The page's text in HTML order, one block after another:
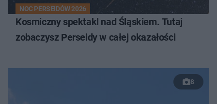
NOC PERSEIDÓW 2026
Kosmiczny spektakl nad Śląskiem. Tutaj
zobaczysz Perseidy w całej okazałości
8